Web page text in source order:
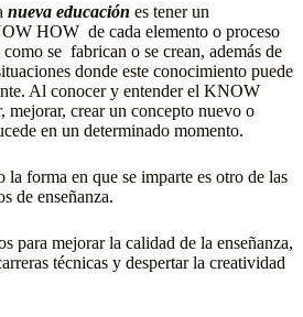
nueva educación es tener un
HOW de cada elemento o proceso
se fabrican o se crean, además de
donde este conocimiento puede
Al conocer y entender el KNOW
crear un concepto nuevo o
en un determinado momento.
forma en que se imparte es otro de las
de enseñanza.
para mejorar la calidad de la enseñanza,
técnicas y despertar la creatividad